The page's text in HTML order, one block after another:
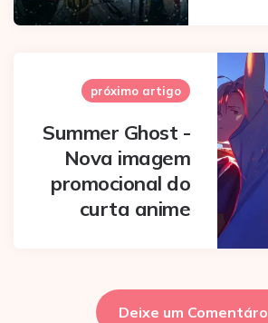
próximo artigo
Summer Ghost -
Nova imagem
promocional do
curta anime
Deixe um Comentáro